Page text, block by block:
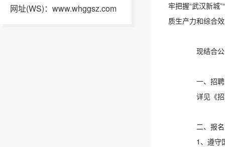
网址(WS)：www.whggsz.com
牢把握“武汉新城
质生产力和综合
现结合公
一、招聘
详见《招
二、报名
1、遵守国